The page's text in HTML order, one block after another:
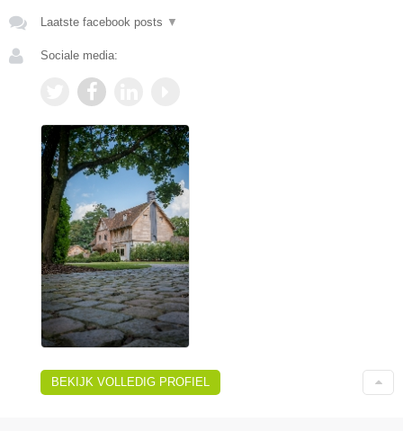
Laatste facebook posts ▼
Sociale media:
BEKIJK VOLLEDIG PROFIEL